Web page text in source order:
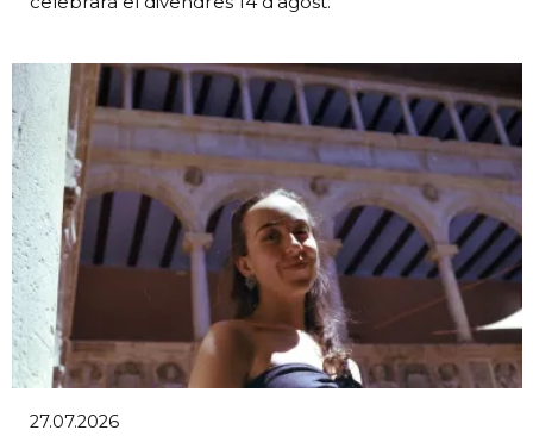
27.07.2026